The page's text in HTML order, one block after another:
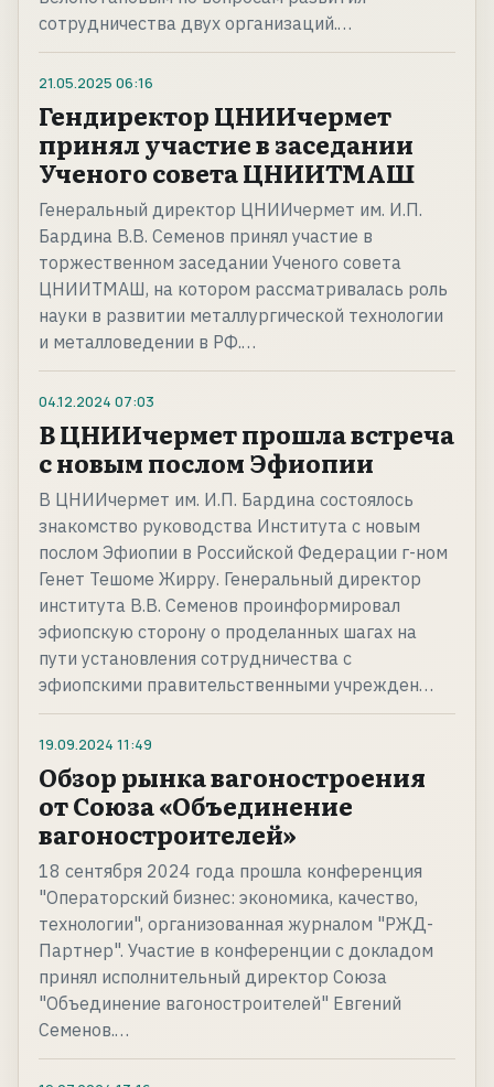
сотрудничества двух организаций.…
21.05.2025 06:16
Гендиректор ЦНИИчермет
принял участие в заседании
Ученого совета ЦНИИТМАШ
Генеральный директор ЦНИИчермет им. И.П.
Бардина В.В. Семенов принял участие в
торжественном заседании Ученого совета
ЦНИИТМАШ, на котором рассматривалась роль
науки в развитии металлургической технологии
и металловедении в РФ.…
04.12.2024 07:03
В ЦНИИчермет прошла встреча
с новым послом Эфиопии
В ЦНИИчермет им. И.П. Бардина состоялось
знакомство руководства Института с новым
послом Эфиопии в Российской Федерации г-ном
Генет Тешоме Жирру. Генеральный директор
института В.В. Семенов проинформировал
эфиопскую сторону о проделанных шагах на
пути установления сотрудничества с
эфиопскими правительственными учрежден…
19.09.2024 11:49
Обзор рынка вагоностроения
от Союза «Объединение
вагоностроителей»
18 сентября 2024 года прошла конференция
"Операторский бизнес: экономика, качество,
технологии", организованная журналом "РЖД-
Партнер". Участие в конференции с докладом
принял исполнительный директор Союза
"Объединение вагоностроителей" Евгений
Семенов.…